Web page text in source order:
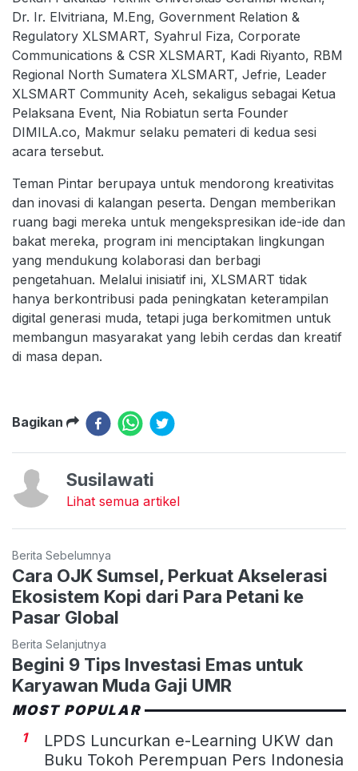
Dr. Ir. Elvitriana, M.Eng, Government Relation &
Regulatory XLSMART, Syahrul Fiza, Corporate
Communications & CSR XLSMART, Kadi Riyanto, RBM
Regional North Sumatera XLSMART, Jefrie, Leader
XLSMART Community Aceh, sekaligus sebagai Ketua
Pelaksana Event, Nia Robiatun serta Founder
DIMILA.co, Makmur selaku pemateri di kedua sesi
acara tersebut.
Teman Pintar berupaya untuk mendorong kreativitas
dan inovasi di kalangan peserta. Dengan memberikan
ruang bagi mereka untuk mengekspresikan ide-ide dan
bakat mereka, program ini menciptakan lingkungan
yang mendukung kolaborasi dan berbagi
pengetahuan. Melalui inisiatif ini, XLSMART tidak
hanya berkontribusi pada peningkatan keterampilan
digital generasi muda, tetapi juga berkomitmen untuk
membangun masyarakat yang lebih cerdas dan kreatif
di masa depan.
Bagikan
Susilawati
Lihat semua artikel
Berita Sebelumnya
Cara OJK Sumsel, Perkuat Akselerasi
Ekosistem Kopi dari Para Petani ke
Pasar Global
Berita Selanjutnya
Begini 9 Tips Investasi Emas untuk
Karyawan Muda Gaji UMR
MOST POPULAR
1
LPDS Luncurkan e-Learning UKW dan
Buku Tokoh Perempuan Pers Indonesia